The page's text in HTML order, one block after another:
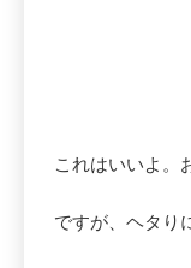
これはいいよ。
ですが、ヘタり